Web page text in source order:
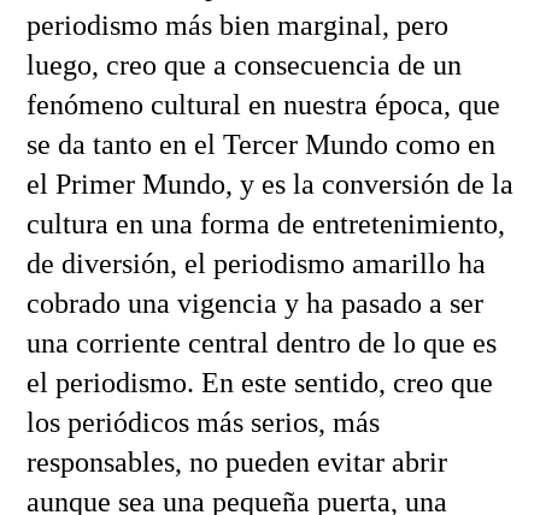
periodismo más bien marginal, pero
luego, creo que a consecuencia de un
fenómeno cultural en nuestra época, que
se da tanto en el Tercer Mundo como en
el Primer Mundo, y es la conversión de la
cultura en una forma de entretenimiento,
de diversión, el periodismo amarillo ha
cobrado una vigencia y ha pasado a ser
una corriente central dentro de lo que es
el periodismo. En este sentido, creo que
los periódicos más serios, más
responsables, no pueden evitar abrir
aunque sea una pequeña puerta, una